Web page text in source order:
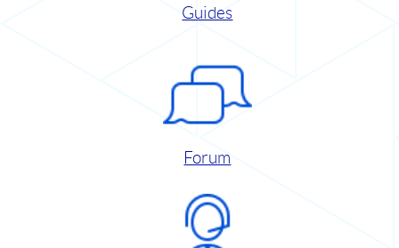
Guides
Forum